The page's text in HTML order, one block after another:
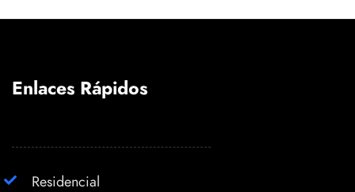
Enlaces Rápidos
Residencial